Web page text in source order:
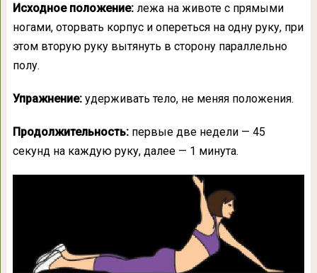
Исходное положение:лежа на животе с прямыми
ногами, оторвать корпус и опереться на одну руку, при
этом вторую руку вытянуть в сторону параллельно
полу.
Упражнение:удерживать тело, не меняя положения.
Продолжительность:первые две недели — 45
секунд на каждую руку, далее — 1 минута.